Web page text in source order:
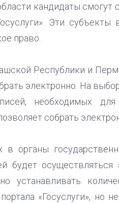
кандидаты
Эти
право.
Республики и
электронно. На
необходимых для
собрать
в органы
будет
устанавливать
«Госуслуги», но